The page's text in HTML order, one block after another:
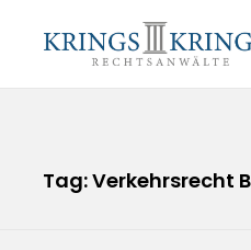
Tag: Verkehrsrecht